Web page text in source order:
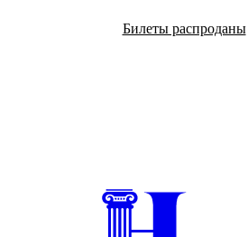
Билеты распроданы